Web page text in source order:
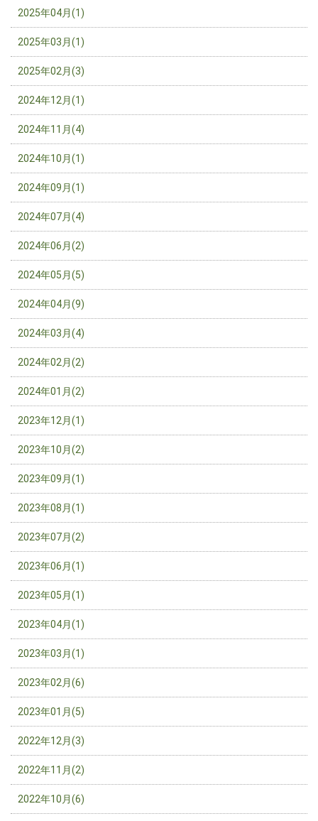
2025年04月(1)
2025年03月(1)
2025年02月(3)
2024年12月(1)
2024年11月(4)
2024年10月(1)
2024年09月(1)
2024年07月(4)
2024年06月(2)
2024年05月(5)
2024年04月(9)
2024年03月(4)
2024年02月(2)
2024年01月(2)
2023年12月(1)
2023年10月(2)
2023年09月(1)
2023年08月(1)
2023年07月(2)
2023年06月(1)
2023年05月(1)
2023年04月(1)
2023年03月(1)
2023年02月(6)
2023年01月(5)
2022年12月(3)
2022年11月(2)
2022年10月(6)